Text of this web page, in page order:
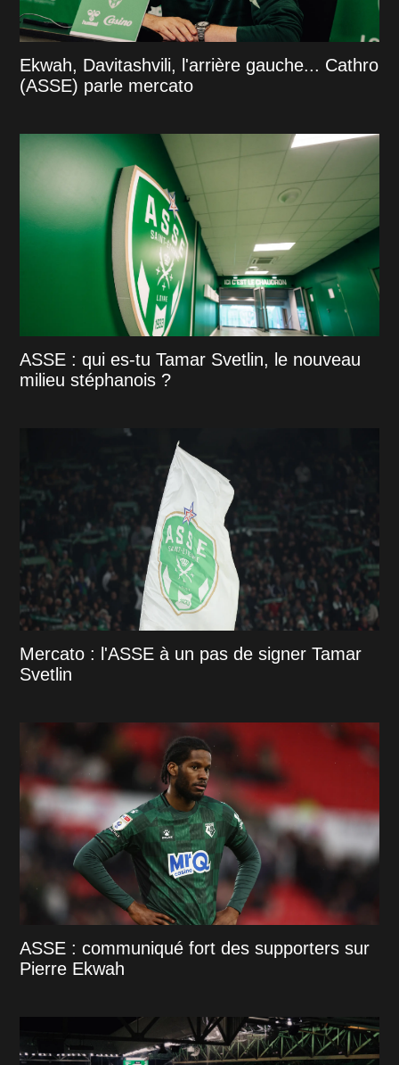
Ekwah, Davitashvili, l'arrière gauche... Cathro
(ASSE) parle mercato
ASSE : qui es-tu Tamar Svetlin, le nouveau
milieu stéphanois ?
Mercato : l'ASSE à un pas de signer Tamar
Svetlin
ASSE : communiqué fort des supporters sur
Pierre Ekwah